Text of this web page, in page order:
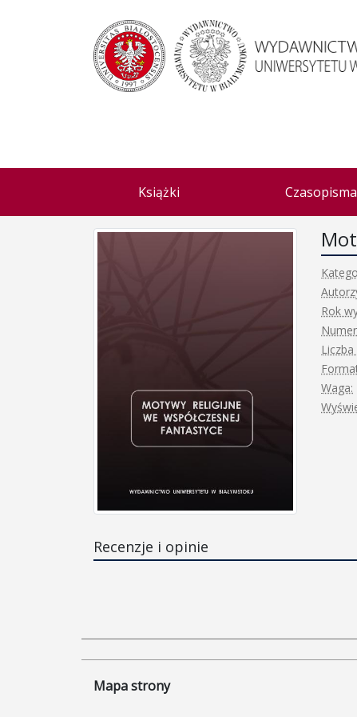
Książki Czasopisma
Rok
Waga:
Recenzje i opinie
Mapa strony